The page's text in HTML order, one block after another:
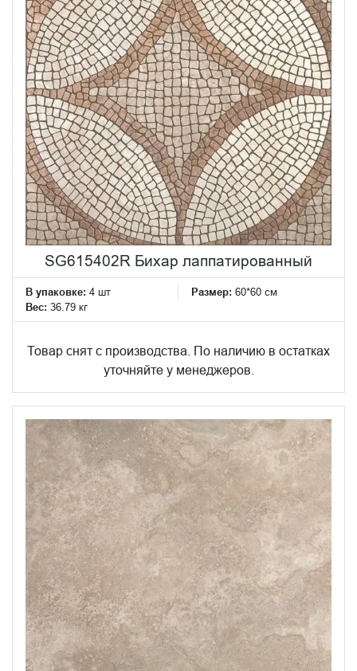
SG615402R Бихар лаппатированный
В упаковке: 4 шт Размер: 60*60 см
Вес: 36.79 кг
Товар снят с производства. По наличию в остатках
уточняйте у менеджеров.